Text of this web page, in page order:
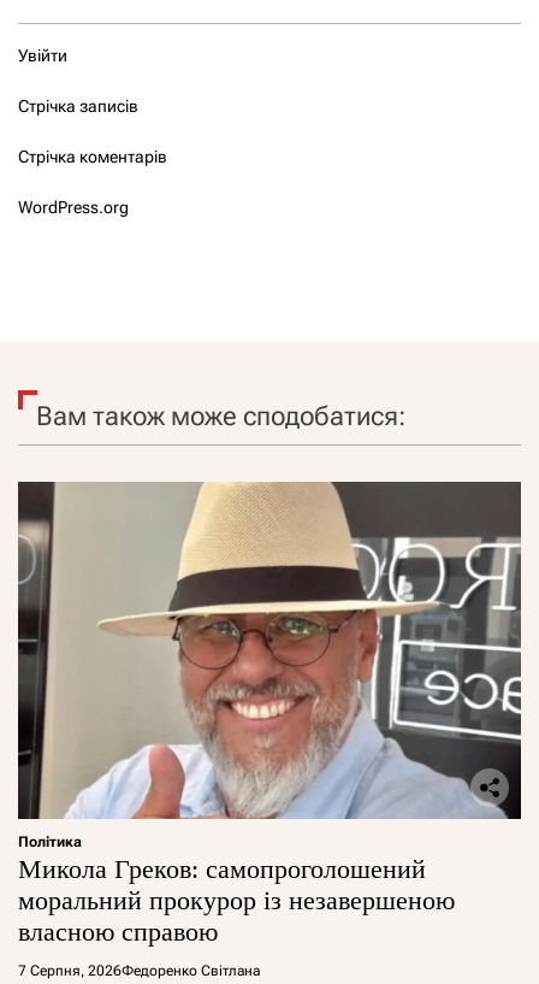
Увійти
Стрічка записів
Стрічка коментарів
WordPress.org
Вам також може сподобатися:
Політика
Микола Греков: самопроголошений
моральний прокурор із незавершеною
власною справою
7 Серпня, 2026Федоренко Світлана